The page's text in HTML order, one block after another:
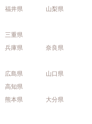
福井県
山梨県
三重県
兵庫県
奈良県
広島県
山口県
高知県
熊本県
大分県